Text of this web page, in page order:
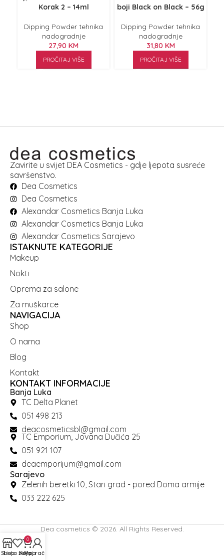
Korak 2 – 14ml
Dipping Powder tehnika
nadogradnje
27,90 KM
PROČITAJ VIŠE
boji Black on Black – 56g
Dipping Powder tehnika
nadogradnje
31,80 KM
PROČITAJ VIŠE
Zavirite u svijet DEA Cosmetics - gdje ljepota susreće
savršenstvo.
Dea Cosmetics
Dea Cosmetics
Alexandar Cosmetics Banja Luka
Alexandar Cosmetics Banja Luka
Alexandar Cosmetics Sarajevo
ISTAKNUTE KATEGORIJE
Makeup
Nokti
Oprema za salone
Za muškarce
NAVIGACIJA
Shop
O nama
Blog
Kontakt
KONTAKT INFORMACIJE
Banja Luka
TC Delta Planet
051 498 213
deacosmeticsbl@gmail.com
TC Emporium, Jovana Dučića 25
051 921 107
deaemporijum@gmail.com
Sarajevo
Zelenih beretki 10, Stari grad - pored Doma armije
033 222 625
Dea cosmetics © 2026. All Rights Reserved.
Shop
Lista želja
0
Korpa
Moj račun